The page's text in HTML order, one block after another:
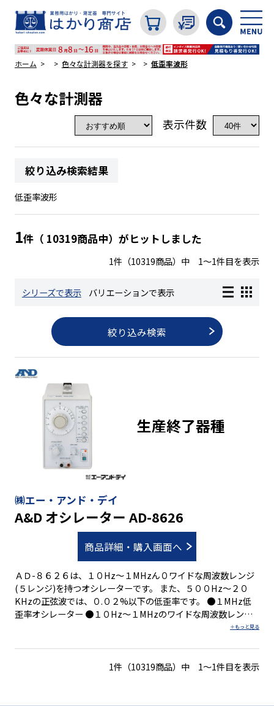
カテゴリから探す
色々な計測器
レベル・勾配測定
ホーム 色々な計測器を探す 低歪率波形
色々な計測器
表示件数
絞り込み検索結果
低歪率波形
1件（ 10319商品中）がヒットしました
1件（10319商品）中 1～1件目を表示
シリーズで表示 バリエーションで表示
絞り込み検索
㈱エー・アンド・デイ
A&D オシレーター AD-8626
商品詳細・購入画面へ
ＡＤ-８６２６は、１０Hz〜１MHzん０ワイドな周波数レンジ
(５レンジ)を持つオシレーターです。 また、５００Hz〜２０
KHzの正弦波では、０.０２%以下の低歪率です。 ●１MHz低
歪率オシレーター ●１０Hz〜１MHzのワイドな周波数レンジ
●最高０.０２％以下の歪率の正弦波 ●１０dBステップの減衰
生産終了器種
1件（10319商品）中 1～1件目を表示